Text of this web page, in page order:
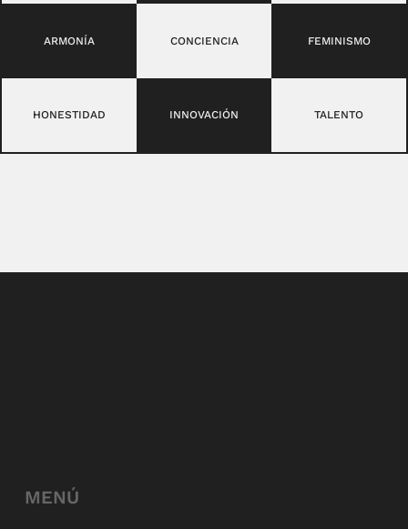
ARMONÍA CONCIENCIA FEMINISMO
HONESTIDAD INNOVACIÓN TALENTO
MENÚ